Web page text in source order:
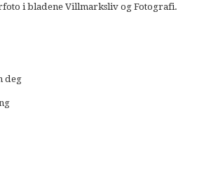
i bladene Villmarksliv og Fotografi.
deg